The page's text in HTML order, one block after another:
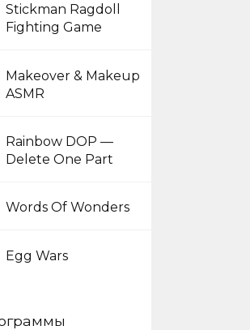
Stickman Ragdoll
Fighting Game
Makeover & Makeup
ASMR
Rainbow DOP —
Delete One Part
Words Of Wonders
Egg Wars